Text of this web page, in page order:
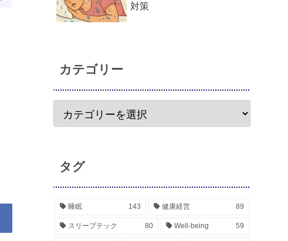
対策
カテゴリー
タグ
睡眠 143 健康経営 89
スリープテック 80 Well-being 59